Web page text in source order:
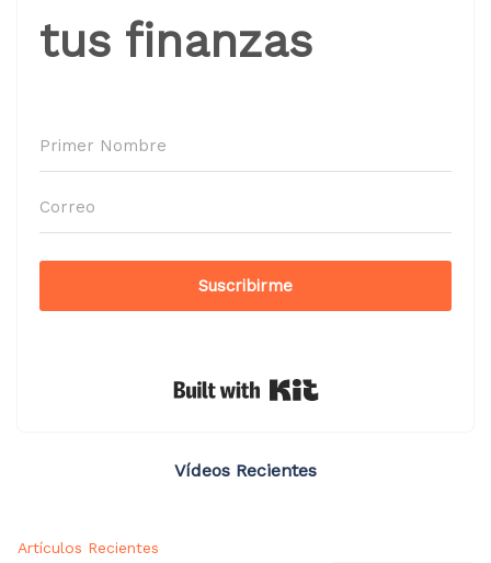
tus finanzas
Suscribirme
Vídeos Recientes
Artículos Recientes